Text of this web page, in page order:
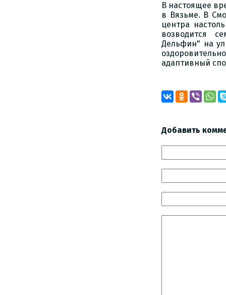
В настоящее
в Вязьме. В
центра
возводится
Дельфин" на
адаптивный
Добавить